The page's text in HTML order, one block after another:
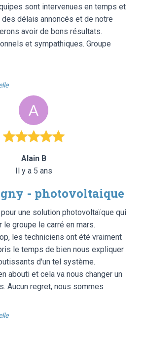
sont intervenues en temps et
délais annoncés et de notre
avoir de bons résultats.
et sympathiques. Groupe
Alain B
Il y a 5 ans
- photovoltaique
une solution photovoltaïque qui
le groupe le carré en mars.
les techniciens ont été vraiment
le temps de bien nous expliquer
d'un tel système.
abouti et cela va nous changer un
Aucun regret, nous sommes